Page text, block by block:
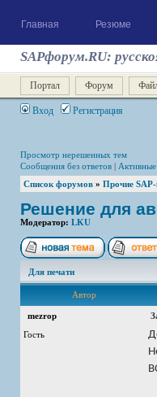
Главная Резюме
SAPфорум.RU:
Портал Форум
Вход Регистрация
Просмотр нерешенных тем
Сообщения без ответов |
Список форумов » Прочие
Решение для
Модератор: LKU
Для печати
Автор
mezrop
Гость